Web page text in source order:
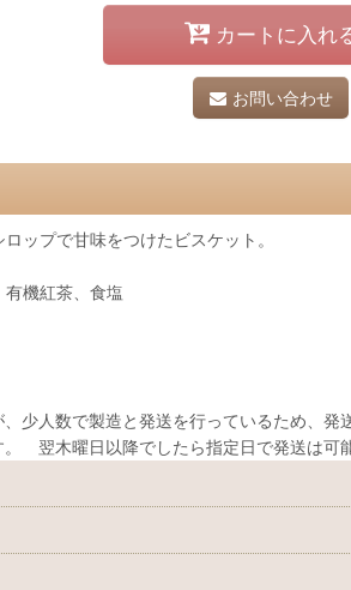
カートに入れ
お問い合わせ
ップで甘味をつけたビスケット。
機紅茶、食塩
少人数で製造と発送を行っているため、
翌木曜日以降でしたら指定日で発送は可